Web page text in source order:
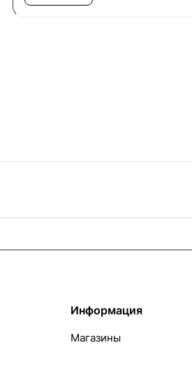
Информация
Магазины